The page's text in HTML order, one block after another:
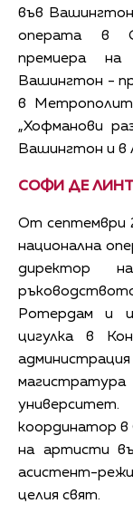
във
операта в
премиера
Вашингтон -
в
„Хофманови
Вашингтон и в
СОФИ ДЕ ЛИНТ
От септември
национална
директор
Ротердам и
цигулка в
координатор
на артисти
асистент-
целия свят.